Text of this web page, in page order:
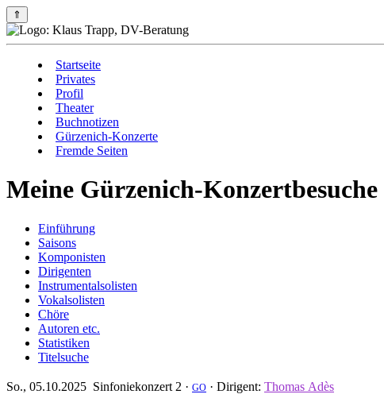
⇑
Startseite
Privates
Profil
Theater
Buchnotizen
Gürzenich-Konzerte
Fremde Seiten
Meine Gürzenich-Konzertbesuche
Einführung
Saisons
Komponisten
Dirigenten
Instrumentalsolisten
Vokalsolisten
Chöre
Autoren etc.
Statistiken
Titelsuche
So., 05.10.2025 Sinfoniekonzert 2 · GO · Dirigent Thomas Adès